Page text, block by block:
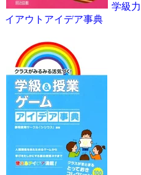
学級
イアウトアイデア事典